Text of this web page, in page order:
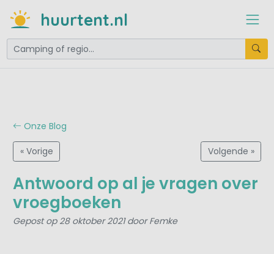
huurtent.nl
Onze Blog
« Vorige Volgende »
Antwoord op al je vragen over
vroegboeken
Gepost op 28 oktober 2021 door Femke